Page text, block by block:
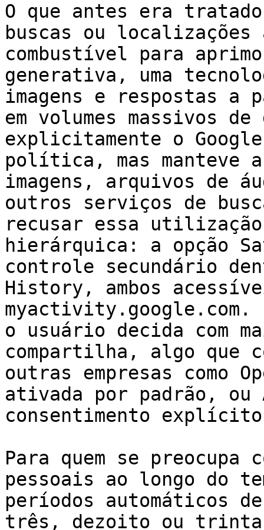
O que antes era
buscas ou localizações
combustível para
generativa, uma
imagens e respostas a
em volumes massivos
explicitamente o
política, mas manteve
imagens, arquivos de
outros serviços de
recusar essa
hierárquica: a opção
controle secundário
History, ambos
myactivity.google.com.
o usuário decida com
compartilha, algo que
outras empresas como
ativada por padrão, ou
consentimento explícito
Para quem se preocupa
pessoais ao longo do
períodos automáticos
três, dezoito ou trinta